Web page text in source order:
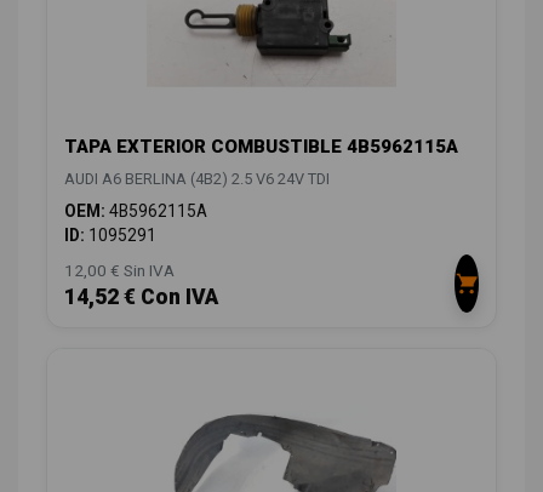
TAPA EXTERIOR COMBUSTIBLE 4B5962115A
AUDI A6 BERLINA (4B2) 2.5 V6 24V TDI
OEM: 4B5962115A
ID: 1095291
12,00 € Sin IVA
14,52 € Con IVA